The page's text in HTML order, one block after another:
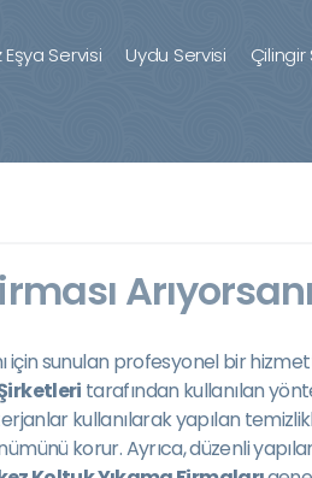
Servisi Uydu Servisi Çilingir
için sunulan profesyonel bir
tarafından kullanılan
kullanılarak yapılan
korur. Ayrıca, düzenli